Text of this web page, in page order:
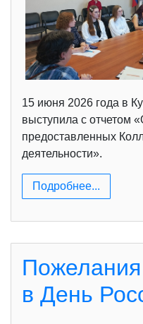
15 июня 2026 года в
выступила с отчетом
предоставленных
деятельности».
Подробнее...
в День